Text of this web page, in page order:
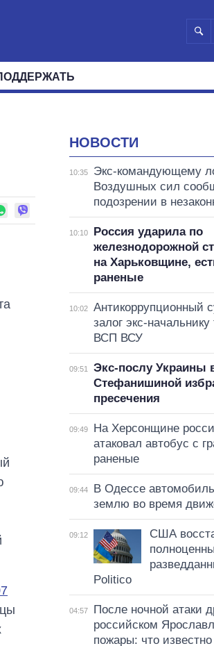
НОВОСТИ
10:35
Экс-командующему
Воздушных сил
подозрении в
10:10
Россия ударила по
железнодорожной
на Харьковщине,
раненые
10:02
Антикоррупционный
залог экс-
ВСП ВСУ
09:51
Экс-послу
Стефанишиной
пресечения
09:49
На Херсонщине
атаковал автобус с
раненые
09:44
В Одессе
землю во время
09:12
США
Politico
04:57
После ночной атаки
российском
пожары: что известно